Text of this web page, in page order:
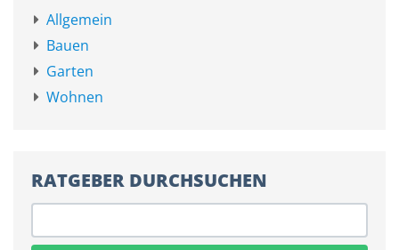
Allgemein
Bauen
Garten
Wohnen
RATGEBER DURCHSUCHEN